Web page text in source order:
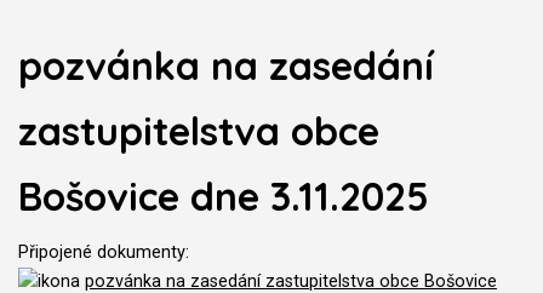
pozvánka na zasedání
zastupitelstva obce
Bošovice dne 3.11.2025
Připojené dokumenty:
pozvánka na zasedání zastupitelstva obce Bošovice